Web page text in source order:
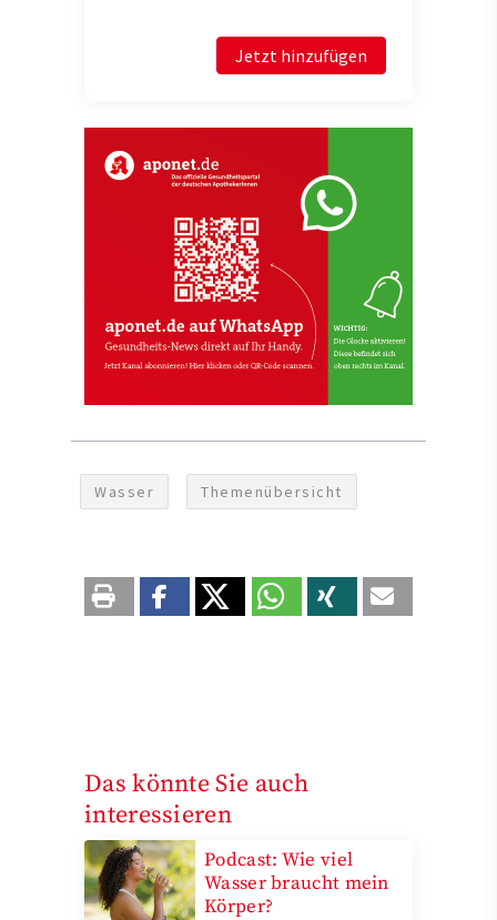
Jetzt hinzufügen
Wasser Themenübersicht
Das könnte Sie auch
interessieren
Podcast: Wie viel
Wasser braucht mein
Körper?